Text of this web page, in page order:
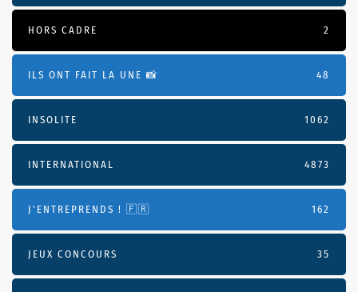
HORS CADRE 2
ILS ONT FAIT LA UNE 📸 48
INSOLITE 1062
INTERNATIONAL 4873
J'ENTREPRENDS ! 🇫🇷 162
JEUX CONCOURS 35